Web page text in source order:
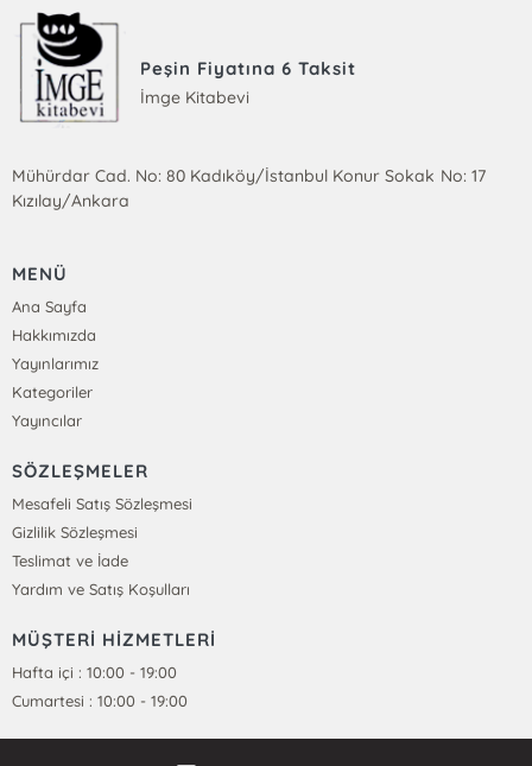
Peşin Fiyatına 6 Taksit
İmge Kitabevi
Mühürdar Cad. No: 80 Kadıköy/İstanbul Konur Sokak No: 17
Kızılay/Ankara
MENÜ
Ana Sayfa
Hakkımızda
Yayınlarımız
Kategoriler
Yayıncılar
SÖZLEŞMELER
Mesafeli Satış Sözleşmesi
Gizlilik Sözleşmesi
Teslimat ve İade
Yardım ve Satış Koşulları
MÜŞTERİ HİZMETLERİ
Hafta içi : 10:00 - 19:00
Cumartesi : 10:00 - 19:00